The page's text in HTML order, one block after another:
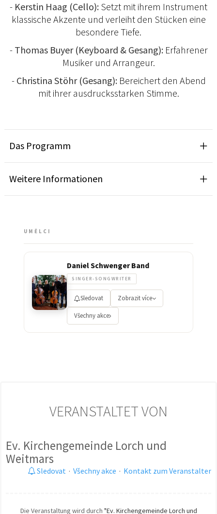
- Kerstin Haag (Cello): Setzt mit ihrem Instrument
klassische Akzente und verleiht den Stücken eine
besondere Tiefe.
- Thomas Buyer (Keyboard & Gesang):Erfahrener
Musiker und Arrangeur.
- Christina Stöhr (Gesang):Bereichert den Abend
mit ihrer ausdrucksstarken Stimme.
Das Programm
Weitere Informationen
UMĚLCI
Daniel Schwenger Band
SINGER-SONGWRITER
Sledovat Zobrazit více
Všechny akce
VERANSTALTET VON
Ev. Kirchengemeinde Lorch und
Weitmars
Sledovat · Všechny akce · Kontakt zum Veranstalter
Die Veranstaltung wird durch "Ev. Kirchengemeinde Lorch und